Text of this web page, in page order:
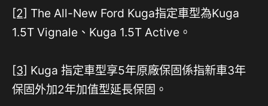
[2] The All-New Ford Kuga指定車型為Kuga
1.5T Vignale、Kuga 1.5T Active。
[3] Kuga 指定車型享5年原廠保固係指新車3年
保固外加2年加值型延長保固。